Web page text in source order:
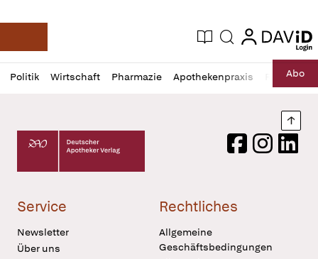
Deutsche Apotheker Zeitung
Aktuelle Ausgabe
Suche login
login
Politik Wirtschaft Pharmazie Apothekenpraxis RechtAbo
Profil
öffnen
Daz
Pur
Deutscher Apotheker Verlag Logo
FacebookInstagram
Service
Newsletter
Über uns
Rechtliches
Allgemeine
Geschäftsbedingungen